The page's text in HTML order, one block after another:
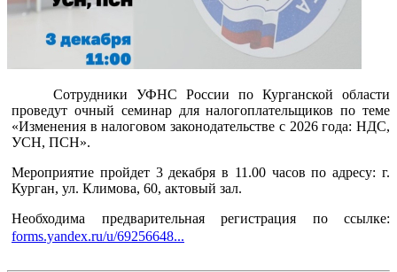
Сотрудники УФНС России по Курганской области
проведут очный семинар для налогоплательщиков по теме
«Изменения в налоговом законодательстве с 2026 года: НДС,
УСН, ПСН».
Мероприятие пройдет 3 декабря в 11.00 часов по адресу: г.
Курган, ул. Климова, 60, актовый зал.
Необходима предварительная регистрация по ссылке:
forms.yandex.ru/u/69256648...